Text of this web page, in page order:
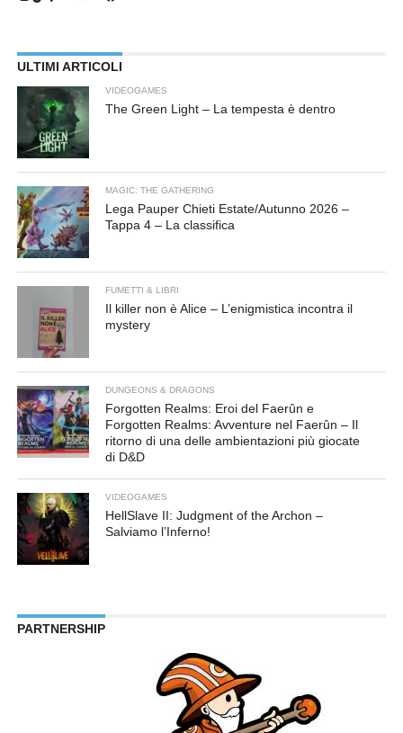
ULTIMI ARTICOLI
VIDEOGAMES
The Green Light – La tempesta è dentro
MAGIC: THE GATHERING
Lega Pauper Chieti Estate/Autunno 2026 –
Tappa 4 – La classifica
FUMETTI & LIBRI
Il killer non è Alice – L’enigmistica incontra il
mystery
DUNGEONS & DRAGONS
Forgotten Realms: Eroi del Faerûn e
Forgotten Realms: Avventure nel Faerûn – Il
ritorno di una delle ambientazioni più giocate
di D&D
VIDEOGAMES
HellSlave II: Judgment of the Archon –
Salviamo l’Inferno!
PARTNERSHIP